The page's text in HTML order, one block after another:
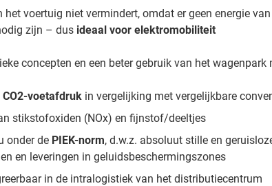
het voertuig niet vermindert, omdat er geen energie
zijn – dusideaal voor elektromobiliteit
concepten en een beter gebruik van het
voetafdrukin vergelijking met vergelijkbare
stikstofoxiden (NOx) en fijnstof/deeltjes
onder de PIEK-norm, d.w.z. absoluut stille en
en leveringen in geluidsbeschermingszones
in de intralogistiek van het distributiecentrum